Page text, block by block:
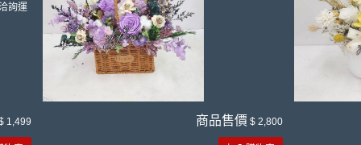
詢運
1,499 商品售價 $ 2,800